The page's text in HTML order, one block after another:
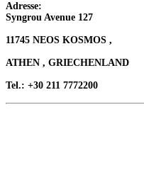
Adresse:
Syngrou Avenue 127
11745 NEOS KOSMOS ,
ATHEN , GRIECHENLAND
Tel.: +30 211 7772200